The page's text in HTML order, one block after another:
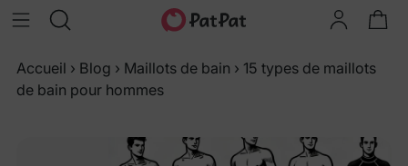
Accueil › Blog › Maillots de bain › 15 types de maillots
de bain pour hommes